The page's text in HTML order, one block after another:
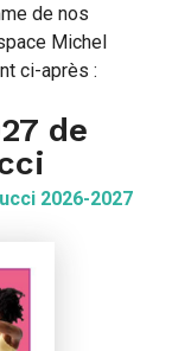
de nos
Michel
ci-après :
de
2026-2027